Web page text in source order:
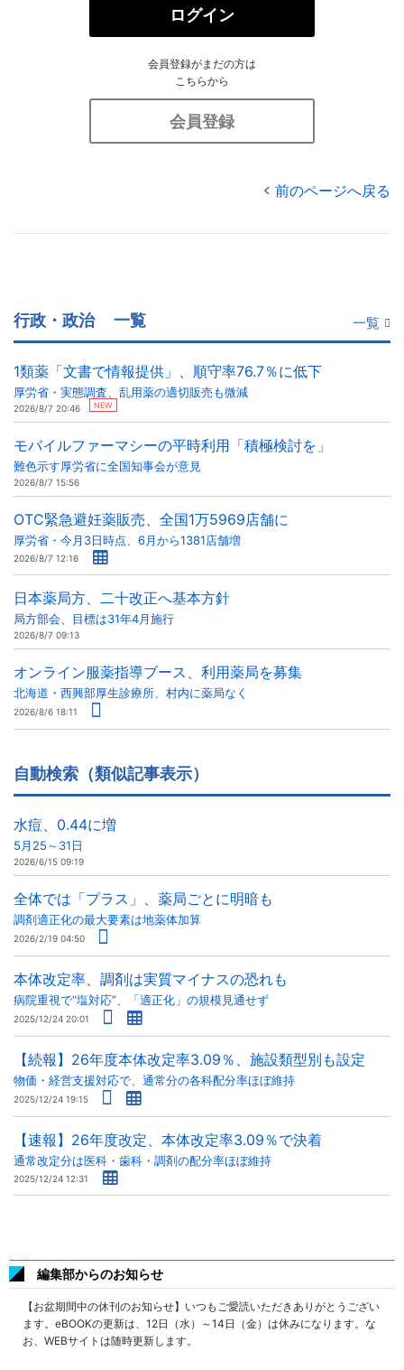
ログイン
会員登録がまだの方は
こちらから
会員登録
前のページへ戻る
行政・政治 一覧 一覧
1類薬「文書で情報提供」、順守率76.7％に低下
厚労省・実態調査、乱用薬の適切販売も微減
2026/8/7 20:46 NEW
モバイルファーマシーの平時利用「積極検討を」
難色示す厚労省に全国知事会が意見
2026/8/7 15:56
OTC緊急避妊薬販売、全国1万5969店舗に
厚労省・今月3日時点、6月から1381店舗増
2026/8/7 12:16
日本薬局方、二十改正へ基本方針
局方部会、目標は31年4月施行
2026/8/7 09:13
オンライン服薬指導ブース、利用薬局を募集
北海道・西興部厚生診療所、村内に薬局なく
2026/8/6 18:11
自動検索（類似記事表示）
水痘、0.44に増
5月25～31日
2026/6/15 09:19
全体では「プラス」、薬局ごとに明暗も
調剤適正化の最大要素は地薬体加算
2026/2/19 04:50
本体改定率、調剤は実質マイナスの恐れも
病院重視で“塩対応”、「適正化」の規模見通せず
2025/12/24 20:01
【続報】26年度本体改定率3.09％、施設類型別も設定
物価・経営支援対応で、通常分の各科配分率ほぼ維持
2025/12/24 19:15
【速報】26年度改定、本体改定率3.09％で決着
通常改定分は医科・歯科・調剤の配分率ほぼ維持
2025/12/24 12:31
編集部からのお知らせ
【お盆期間中の休刊のお知らせ】いつもご愛読いただきありがとうござい
ます。eBOOKの更新は、12日（水）～14日（金）は休みになります。な
お、WEBサイトは随時更新します。